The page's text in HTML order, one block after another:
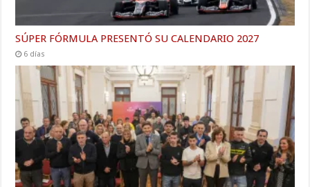
SÚPER FÓRMULA PRESENTÓ SU CALENDARIO 2027
6 días